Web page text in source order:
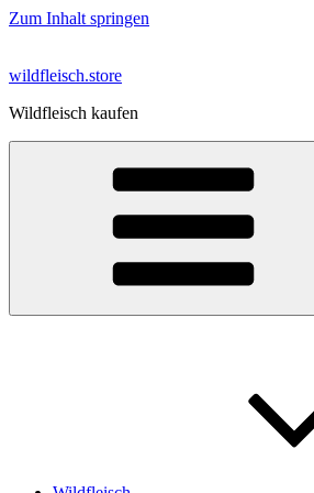
Zum Inhalt springen
wildfleisch.store
Wildfleisch kaufen